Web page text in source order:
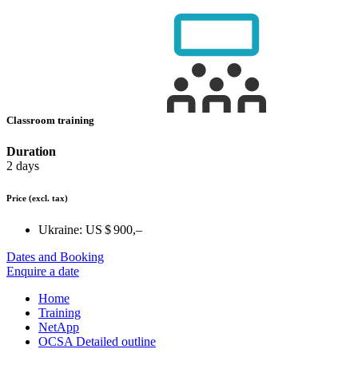
Classroom training
Duration
2 days
Price (excl. tax)
Ukraine: US $ 900,–
Dates and Booking
Enquire a date
Home
Training
NetApp
OCSA Detailed outline